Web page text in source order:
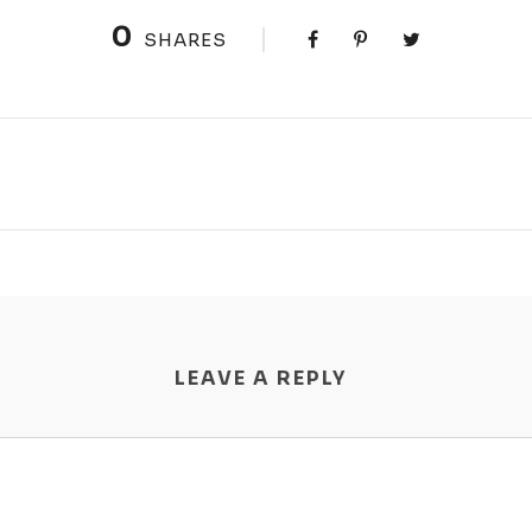
0 SHARES
LEAVE A REPLY